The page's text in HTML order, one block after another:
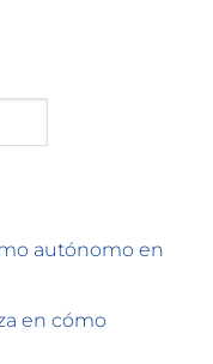
autónomo en
en cómo